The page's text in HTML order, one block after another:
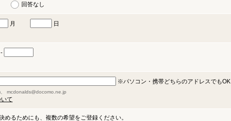
回答なし
月 日
-
※パソコン・携帯どちらのアドレスでもOK
mcdonalds@docomo.ne.jp
て
るためにも、複数の希望をご登録ください。